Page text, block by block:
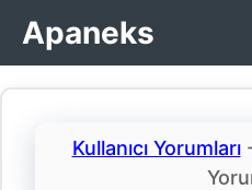
İçeriğe
atlaApaneks
Kullanıcı Yorumları